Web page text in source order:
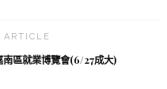
ARTICLE
區就業博覽會(6/27成大)